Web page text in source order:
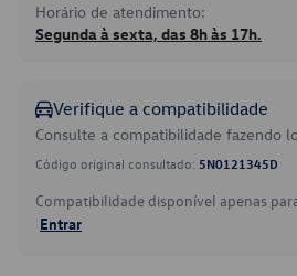
Horário de atendimento:
Segunda à sexta, das 8h às 17h.
Verifique a compatibilidade
Consulte a compatibilidade fazendo
Código original consultado: 5N0121345D
Compatibilidade disponível apenas
Entrar